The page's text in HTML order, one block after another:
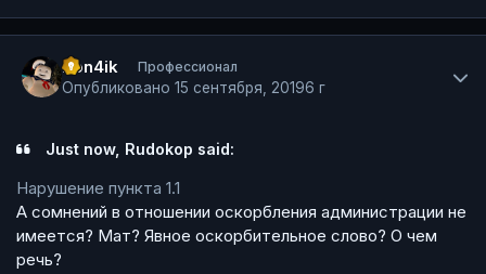
Pon4ik Профессионал
Опубликовано 15 сентября, 20196 г
Just now, Rudokop said:
Нарушение пункта 1.1
А сомнений в отношении оскорбления администрации не
имеется? Мат? Явное оскорбительное слово? О чем
речь?